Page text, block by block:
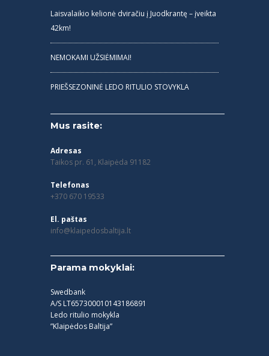
Laisvalaikio kelionė dviračiu į Juodkrantę – įveikta
42km!
NEMOKAMI UŽSIĖMIMAI!
PRIEŠSEZONINĖ LEDO RITULIO STOVYKLA
Mus rasite:
Adresas
Taikos pr. 61, Klaipėda 91182
Telefonas
+370 670 19533
El. paštas
info@klaipedosbaltija.lt
Parama mokyklai:
Swedbank
A/S LT657300010143186891
Ledo ritulio mokykla
”Klaipėdos Baltija”